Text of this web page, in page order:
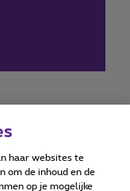
statement
haar websites te
om de inhoud en de
op je mogelijke